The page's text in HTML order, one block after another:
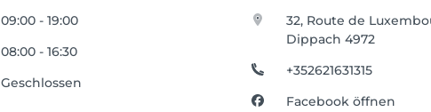
09:00 - 19:00
08:00 - 16:30
Geschlossen
32, Route de
Dippach 4972
+352621631315
Facebook öffnen